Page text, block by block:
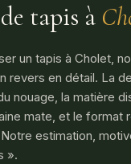
tapis à
un tapis à Cholet,
revers en détail. La
nouage, la matière
mate, et le format
estimation,
».